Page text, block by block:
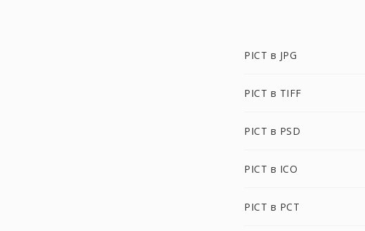
PICT в JPG
PICT в TIFF
PICT в PSD
PICT в ICO
PICT в PCT